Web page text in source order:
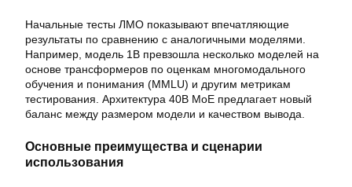
Начальные тесты ЛМО показывают впечатляющие
результаты по сравнению с аналогичными моделями.
Например, модель 1B превзошла несколько моделей на
основе трансформеров по оценкам многомодального
обучения и понимания (MMLU) и другим метрикам
тестирования. Архитектура 40B MoE предлагает новый
баланс между размером модели и качеством вывода.
Основные преимущества и сценарии
использования